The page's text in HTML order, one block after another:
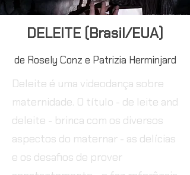
DELEITE (Brasil/EUA)
de Rosely Conz e Patrizia Herminjard
Deleite é uma videodança sobre
maternidade. O título - de leite and
deleite - brinca com os diversos
aspectos do maternar - as delícias
e os desafios de prover